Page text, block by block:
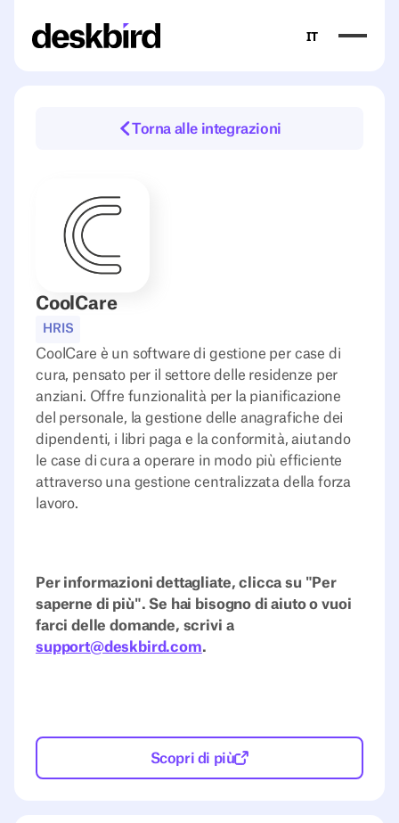
IT
Torna alle integrazioni
CoolCare
HRIS
CoolCare è un software di gestione per case di
cura, pensato per il settore delle residenze per
anziani. Offre funzionalità per la pianificazione
del personale, la gestione delle anagrafiche dei
dipendenti, i libri paga e la conformità, aiutando
le case di cura a operare in modo più efficiente
attraverso una gestione centralizzata della forza
lavoro.
Per informazioni dettagliate, clicca su "Per
saperne di più". Se hai bisogno di aiuto o vuoi
farci delle domande, scrivi a
support@deskbird.com.
Scopri di più